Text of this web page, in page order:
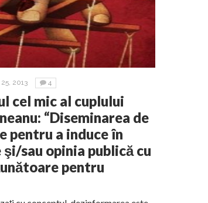
2013 4
cel mic al cuplului
“Diseminarea de
pentru a induce în
sau opinia publică cu
pentru